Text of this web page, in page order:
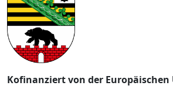
Kofinanziert von der Europäischen